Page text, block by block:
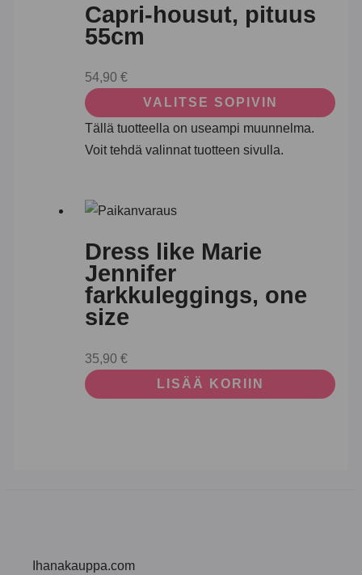
Capri-housut, pituus
55cm
54,90 €
VALITSE SOPIVIN
Tällä tuotteella on useampi muunnelma.
Voit tehdä valinnat tuotteen sivulla.
Dress like Marie
Jennifer
farkkuleggings, one
size
35,90 €
LISÄÄ KORIIN
Ihanakauppa.com